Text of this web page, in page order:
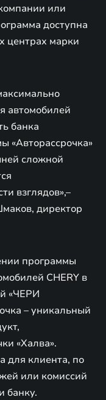
или
доступна
центрах марки
автомобилей
банка
«Авторассрочка»
сложной
взглядов»,–
директор
программы
CHERY в
«ЧЕРИ
– уникальный
«Халва».
для клиента, по
или комиссий
банку.